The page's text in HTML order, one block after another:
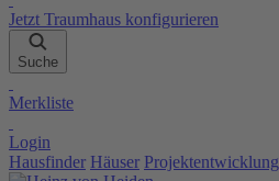
Jetzt Traumhaus konfigurieren
Suche
Merkliste
Login
Hausfinder Häuser Projektentwicklung